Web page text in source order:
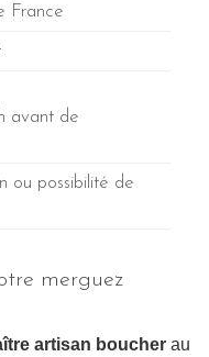
France
avant de
ou possibilité de
merguez
artisan boucher au